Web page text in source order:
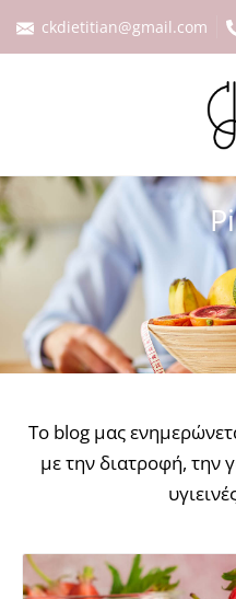
ckdietitian@gmail.com
Το blog μας
με την διατροφή, την